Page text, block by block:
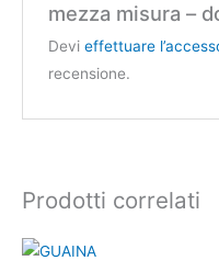
mezza misura –
Devi effettuare
recensione.
Prodotti correlati